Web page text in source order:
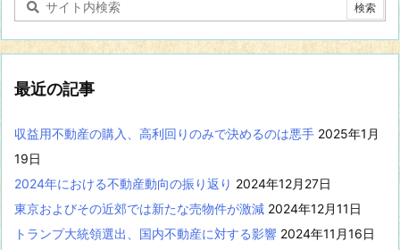
記
事
を
示
最近の記事
収益用不動産の購入、高利回りのみで決めるのは悪手 2025年1月
19日
2024年における不動産動向の振り返り 2024年12月27日
東京およびその近郊では新たな売物件が激減 2024年12月11日
トランプ大統領選出、国内不動産に対する影響 2024年11月16日